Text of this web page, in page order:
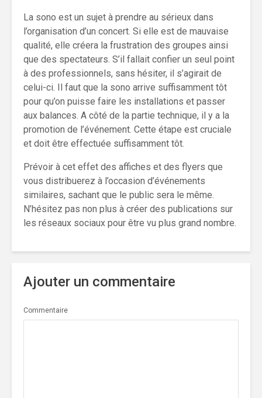
La sono est un sujet à prendre au sérieux dans
l’organisation d’un concert. Si elle est de mauvaise
qualité, elle créera la frustration des groupes ainsi
que des spectateurs. S’il fallait confier un seul point
à des professionnels, sans hésiter, il s’agirait de
celui-ci. Il faut que la sono arrive suffisamment tôt
pour qu’on puisse faire les installations et passer
aux balances. A côté de la partie technique, il y a la
promotion de l’événement. Cette étape est cruciale
et doit être effectuée suffisamment tôt.
Prévoir à cet effet des affiches et des flyers que
vous distribuerez à l’occasion d’événements
similaires, sachant que le public sera le même.
N’hésitez pas non plus à créer des publications sur
les réseaux sociaux pour être vu plus grand nombre.
Ajouter un commentaire
Commentaire